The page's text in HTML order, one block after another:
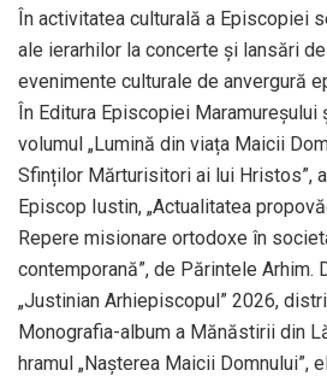
În activitatea culturală a Episcopiei
ale ierarhilor la concerte și lansări
evenimente culturale de anvergură
În Editura Episcopiei Maramureșului
volumul „Lumină din viața Maicii
Sfinților Mărturisitori ai lui Hristos”,
Episcop Iustin, „Actualitatea
Repere misionare ortodoxe în
contemporană”, de Părintele Arhim.
„Justinian Arhiepiscopul” 2026,
Monografia-album a Mănăstirii din
hramul „Nașterea Maicii Domnului”,